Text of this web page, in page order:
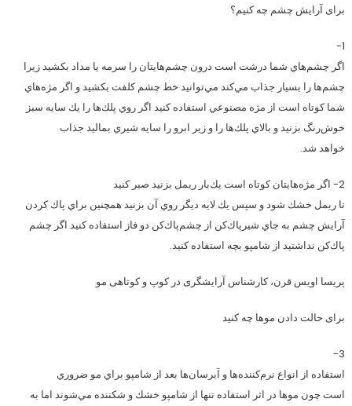
برای آرایش چشم چه کنیم؟
1-
اگر چشم‌هاي شما درشت است درون چشم‌هايتان را سرمه يا مداد بكشيد زيرا
چشم‌ها را بسيار جذاب مي‌كند مي‌توانيد خط چشم كلفت بكشيد و اگر مژه‌هاي
شما كوتاه است از مژه مصنوعي استفاده كنيد اگر روي پلك‌ها را يك سايه سبز
خوش‌رنگ بزنيد و بالاي پلك‌ها را و زير ابرو را سايه شيري بماليد جذاب
خواهد شد.
2- اگر مژه‌هايتان كوتاه است يك‌بار ريمل بزنيد صبر كنيد
تا ريمل خشك شود و سپس يك لايه‌ ديگر روي آن بزنيد همچنین براي پاك كردن
آرايش چشم به جاي شيرپاك‌كن از چشم‌پاك‌كن دو فاز استفاده كنيد اگر چشم
پا‌ك‌كن نداشتيد از شامپو بچه استفاده كنيد.
پریسا اویس قرن، کارشناس آرایشگری در کوپ و کوتاهی مو
برای حالت دادن موها چه کنید
3-
استفاده از انواع نرم‌كننده‌ها و آبرسان‌ها بعد از شامپو براي مو ضروري
است چون موها در اثر استفاده تنها از شامپو خشك و شكننده مي‌شوند اما به